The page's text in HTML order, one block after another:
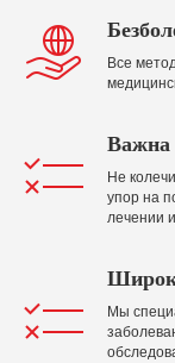
Все
Важна
Не
упор на
лечении
Мы